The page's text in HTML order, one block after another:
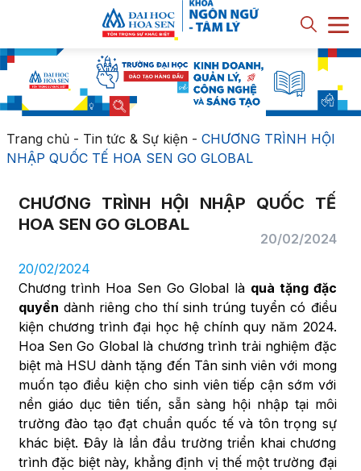
Trang chủ- Tin tức & Sự kiện- CHƯƠNG TRÌNH HỘI
NHẬP QUỐC TẾ HOA SEN GO GLOBAL
CHƯƠNG TRÌNH HỘI NHẬP QUỐC TẾ
HOA SEN GO GLOBAL
20/02/2024
20/02/2024
Chương trình Hoa Sen Go Global là quà tặng đặc
quyền dành riêng cho thí sinh trúng tuyển có điều
kiện chương trình đại học hệ chính quy năm 2024.
Hoa Sen Go Global là chương trình trải nghiệm đặc
biệt mà HSU dành tặng đến Tân sinh viên với mong
muốn tạo điều kiện cho sinh viên tiếp cận sớm với
nền giáo dục tiên tiến, sẵn sàng hội nhập tại môi
trường đào tạo đạt chuẩn quốc tế và tôn trọng sự
khác biệt. Đây là lần đầu trường triển khai chương
trình đặc biệt này, khẳng định vị thế một trường đại